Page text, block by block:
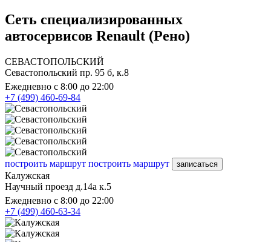
Сеть специализированных
автосервисов Renault (Рено)
СЕВАСТОПОЛЬСКИЙ
Севастопольский пр. 95 б, к.8
Ежедневно с 8:00 до 22:00
+7 (499) 460-69-84
построить маршрут построить маршрут записаться
Калужская
Научный проезд д.14а к.5
Ежедневно с 8:00 до 22:00
+7 (499) 460-63-34